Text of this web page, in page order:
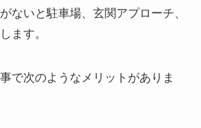
ないと駐車場、玄関アプローチ、
ます。
で次のようなメリットがありま